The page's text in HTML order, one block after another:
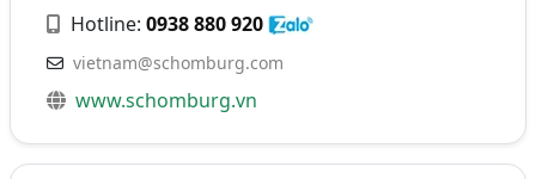
Hotline:0938 880 920
vietnam@schomburg.com
www.schomburg.vn